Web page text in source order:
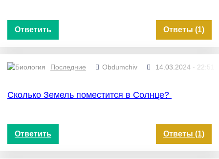
Ответить Ответы (1)
Последние Obdumchiv 14.03.2024 - 22:51
Сколько Земель поместится в Солнце?
Ответить Ответы (1)